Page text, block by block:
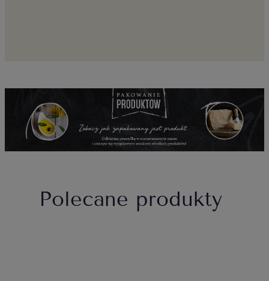
Polecane produkty